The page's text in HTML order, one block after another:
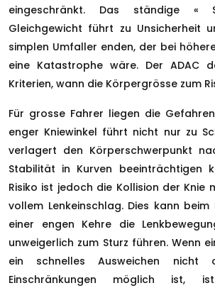
eingeschränkt. Das ständige «
Gleichgewicht führt zu Unsicherheit
simplen Umfaller enden, der bei
eine Katastrophe wäre. Der ADAC
Kriterien, wann die Körpergrösse zum
Für grosse Fahrer liegen die
enger Kniewinkel führt nicht nur zu
verlagert den Körperschwerpunkt
Stabilität in Kurven beeinträchtigen
Risiko ist jedoch die Kollision der Knie
vollem Lenkeinschlag. Dies kann
einer engen Kehre die
unweigerlich zum Sturz führen. Wenn
ein schnelles Ausweichen nicht
Einschränkungen möglich ist,